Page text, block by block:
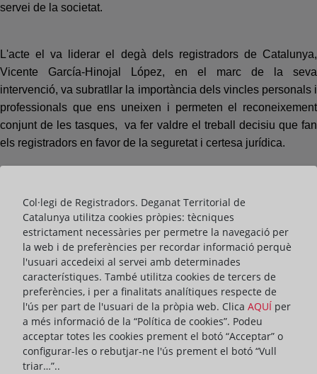
servei de la societat.
L'acte el va liderar el degà dels registradors de Catalunya,
Vicente García-Hinojal López, en el marc de la seva
intervenció, va subratllar la importància dels vincles personals i
professionals que ens uneixen i permeten el reconeixement
conjunt de les tasques, va fer valdre el treball decisiu que fan
els registradors en favor de la seguretat i certesa jurídica.
conseller de Justícia i Qualitat Democràtica de la Generalitat
de Catalunya, Ramon Espadaler, encarregat de clausurar la
part institucional de l'acte. Durant la seva intervenció, el
conseller va definir la labor dels registradors com una professió
que "fa el bé sense fer soroll", destacant la contribució a la
seguretat jurídica i confiança en les institucions. Va agrair el
treball dels registradors i va valorar la bona relació entre el
Departament de Justícia i Qualitat Democràtica i el Col·legi de
Registradors.
Col·legi de Registradors. Deganat Territorial de
Catalunya utilitza cookies pròpies: tècniques
estrictament necessàries per permetre la navegació per
la web i de preferències per recordar informació perquè
l'usuari accedeixi al servei amb determinades
característiques. També utilitza cookies de tercers de
preferències, i per a finalitats analítiques respecte de
l'ús per part de l'usuari de la pròpia web. Clica AQUÍ per
a més informació de la “Política de cookies”. Podeu
acceptar totes les cookies prement el botó “Acceptar” o
configurar-les o rebutjar-ne l'ús prement el botó “Vull
triar…”..